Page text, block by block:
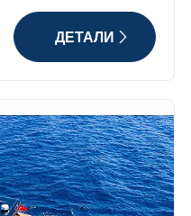
ДЕТАЛИ